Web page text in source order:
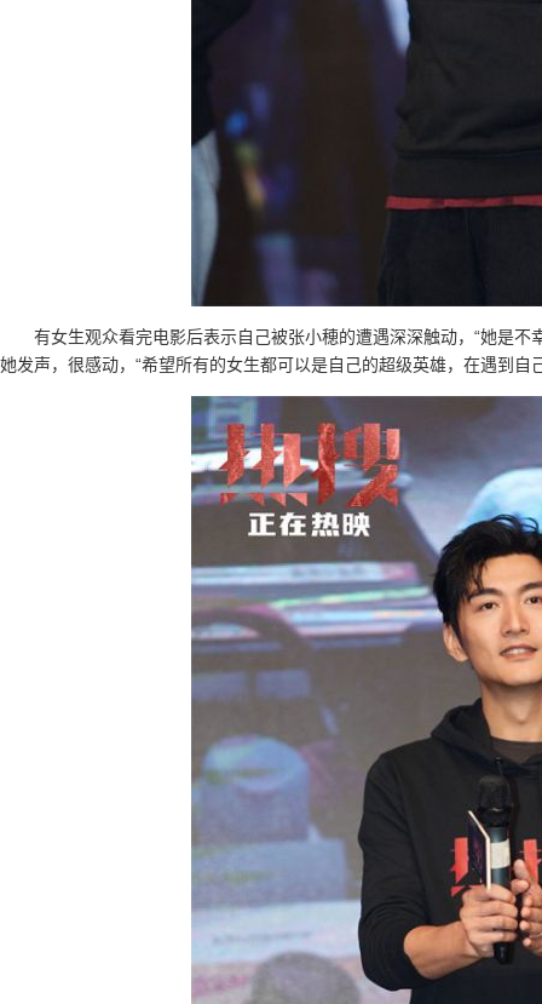
有女生观众看完电影后表示自己被张小穂的遭遇深深触动，“她是
她发声，很感动，“希望所有的女生都可以是自己的超级英雄，在遇到